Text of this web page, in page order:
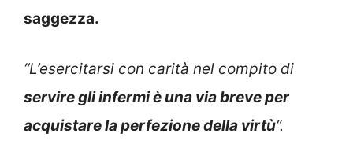
saggezza.
“L’esercitarsi con carità nel compito di
servire gli infermi è una via breve per
acquistare la perfezione della virtù“.